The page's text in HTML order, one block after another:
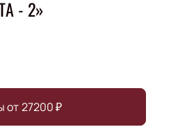
- 2»
от27200₽